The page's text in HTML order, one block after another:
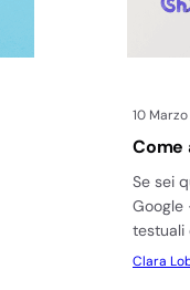
10
Come
Se sei
Google
testuali
Clara